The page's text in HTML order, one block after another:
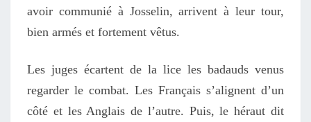
avoir communié à Josselin, arrivent à leur tour,
bien armés et fortement vêtus.
Les juges écartent de la lice les badauds venus
regarder le combat. Les Français s’alignent d’un
côté et les Anglais de l’autre. Puis, le héraut dit